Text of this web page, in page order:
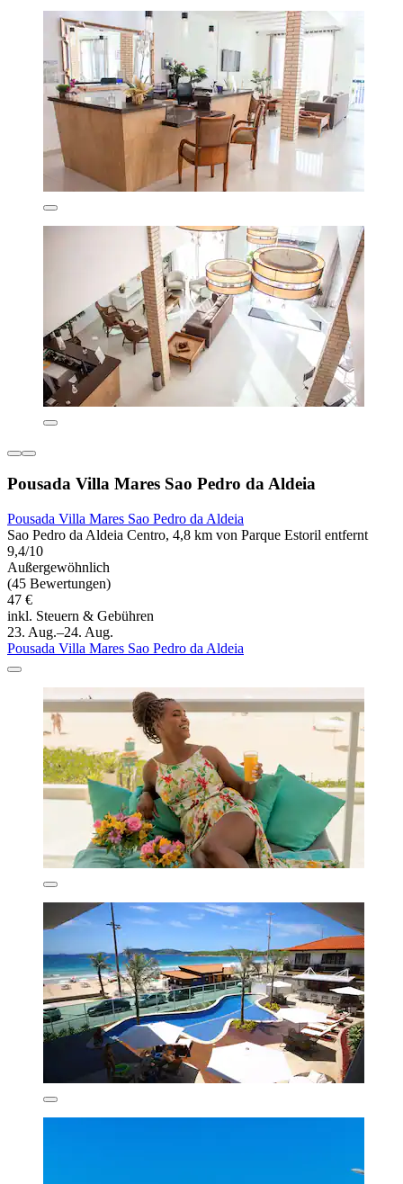
Pousada Villa Mares Sao Pedro da Aldeia
Pousada Villa Mares Sao Pedro da Aldeia
Sao Pedro da Aldeia Centro, 4,8 km von Parque Estoril entfernt
9,4/10
Außergewöhnlich
(45 Bewertungen)
47 €
inkl. Steuern & Gebühren
23. Aug.–24. Aug.
Pousada Villa Mares Sao Pedro da Aldeia